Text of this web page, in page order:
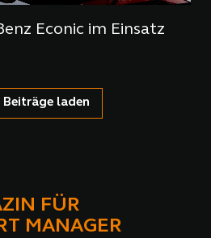
Econic im Einsatz
Beiträge laden
FÜR
MANAGER